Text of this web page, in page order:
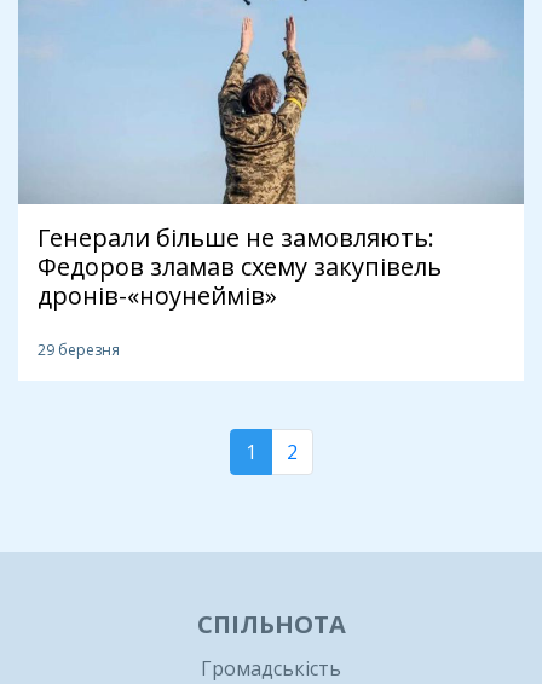
Генерали більше не замовляють:
Федоров зламав схему закупівель
дронів-«ноунеймів»
29 березня
1 2
СПІЛЬНОТА
Громадськість